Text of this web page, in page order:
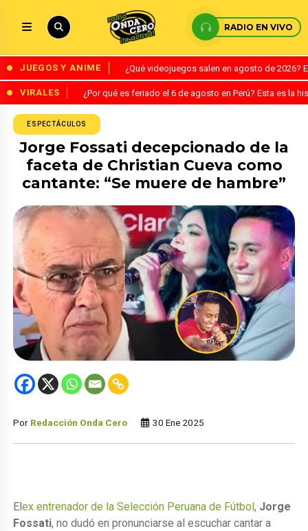
RADIO EN VIVO
JUEGOS Y ANIME ¿Qué videojuegos salen en agosto de
VIRALES ¿Por qué es feriado el 6 de agosto en Perú? Esta es la
ESPECTÁCULOS
Jorge Fossati decepcionado de la
faceta de Christian Cueva como
cantante: “Se muere de hambre”
Por Redacción Onda Cero 30 Ene 2025
Elex entrenador de la Selección Peruana de Fútbol, Jorge
Fossati, no dudó en pronunciarse al escuchar cantar a